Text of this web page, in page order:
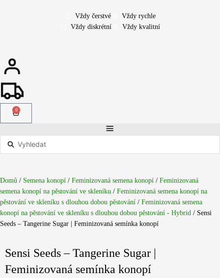
Vždy čerstvé
Vždy rychle
Vždy diskrétní
Vždy kvalitní
0
Cart
Search
Domů / Semena konopí / Feminizovaná semena konopí / Feminizovaná
semena konopí na pěstování ve skleníku / Feminizovaná semena konopí na
pěstování ve skleníku s dlouhou dobou pěstování / Feminizovaná semena
konopí na pěstování ve skleníku s dlouhou dobou pěstování - Hybrid / Sensi
Seeds – Tangerine Sugar | Feminizovaná semínka konopí
Sensi Seeds – Tangerine Sugar |
Feminizovaná semínka konopí